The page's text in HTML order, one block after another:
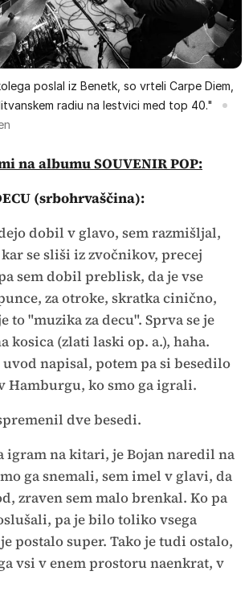
poslal iz Benetk, so vrteli Carpe Diem,
radiu na lestvici med top 40."
na albumu SOUVENIR POP:
(srbohrvaščina):
dobil v glavo, sem razmišljal,
se sliši iz zvočnikov, precej
sem dobil preblisk, da je vse
za otroke, skratka cinično,
to "muzika za decu". Sprva se je
kosica (zlati laski op. a.), haha.
uvod napisal, potem pa si besedilo
Hamburgu, ko smo ga igrali.
dve besedi.
igram na kitari, je Bojan naredil na
ga snemali, sem imel v glavi, da
zraven sem malo brenkal. Ko pa
pa je bilo toliko vsega
postalo super. Tako je tudi ostalo,
vsi v enem prostoru naenkrat, v